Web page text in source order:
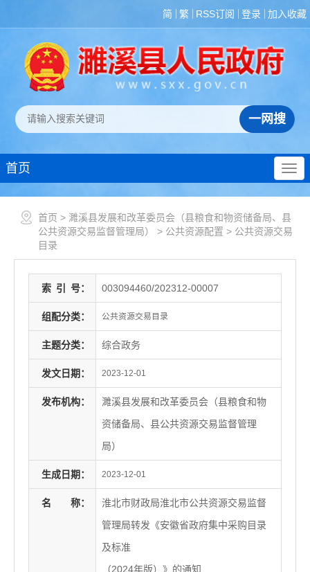
简 繁 RSS订阅 登录 加入收藏
首页
首页 > 濉溪县发展和改革委员会（县粮食和物资储备局、县
公共资源交易监督管理局）
> 公共资源配置 > 公共资源交易
目录
索 引 号： 003094460/202312-00007
组配分类： 公共资源交易目录
主题分类： 综合政务
发文日期： 2023-12-01
发布机构：
濉溪县发展和改革委员会（县粮食和物
资储备局、县公共资源交易监督管理
局）
生成日期： 2023-12-01
名 称：
淮北市财政局淮北市公共资源交易监督
管理局转发《安徽省政府集中采购目录
及标准
（2024年版）》的通知